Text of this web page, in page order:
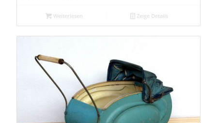
Weiterlesen Zeige Details